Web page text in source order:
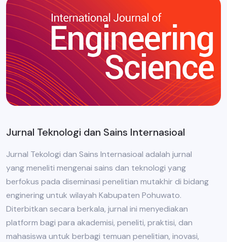
Jurnal Teknologi dan Sains Internasioal
Jurnal Tekologi dan Sains Internasioal adalah jurnal
yang meneliti mengenai sains dan teknologi yang
berfokus pada diseminasi penelitian mutakhir di bidang
enginering untuk wilayah Kabupaten Pohuwato.
Diterbitkan secara berkala, jurnal ini menyediakan
platform bagi para akademisi, peneliti, praktisi, dan
mahasiswa untuk berbagi temuan penelitian, inovasi,